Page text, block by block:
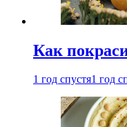
Как
1 год спустя1 год